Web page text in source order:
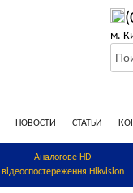
м.
НОВОСТИ СТАТЬИ
Аналогове HD
відеоспостереження Hikvision